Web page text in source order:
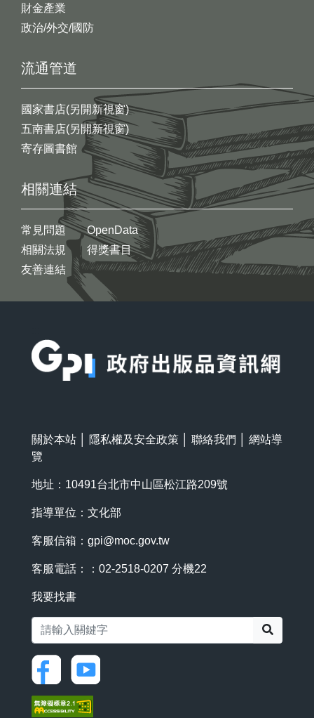
財金產業
政治/外交/國防
流通管道
國家書店(另開新視窗)
五南書店(另開新視窗)
寄存圖書館
相關連結
常見問題
相關法規
友善連結
OpenData
得獎書目
關於本站 隱私權及安全政策 聯絡我們
網站導
覽
地址：10491台北市中山區松江路209號
指導單位：文化部
客服信箱： gpi@moc.gov.tw
客服電話：：02-2518-0207 分機22
我要找書